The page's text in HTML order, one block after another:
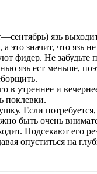
язь
это значит, что язь
фидер. Не забудьте
язь ест меньше,
в утреннее и
поклевки.
Если
быть очень
Подсекают его
опуститься на